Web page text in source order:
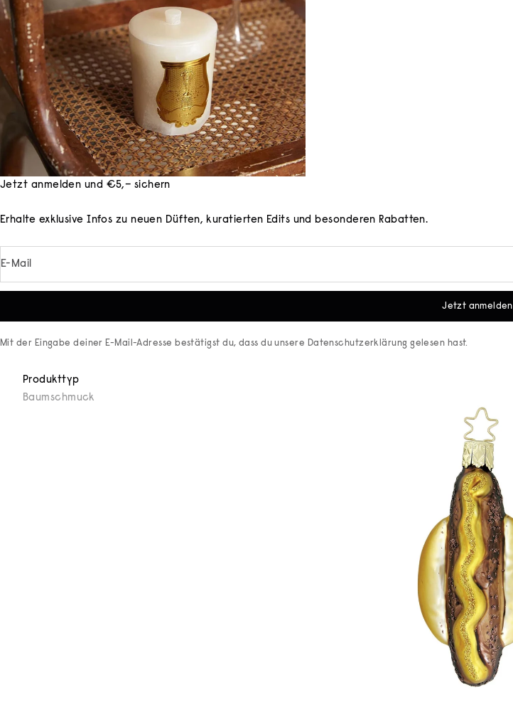
Jetzt anmelden und €5,– sichern
Erhalte exklusive Infos zu neuen Düften, kuratierten Edits und besonderen Rabatten.
E-Mail
Jetzt anmelden
Mit der Eingabe deiner E-Mail-Adresse bestätigst du, dass du unsere Datenschutzerklärung gelesen hast.
Produkttyp
Baumschmuck